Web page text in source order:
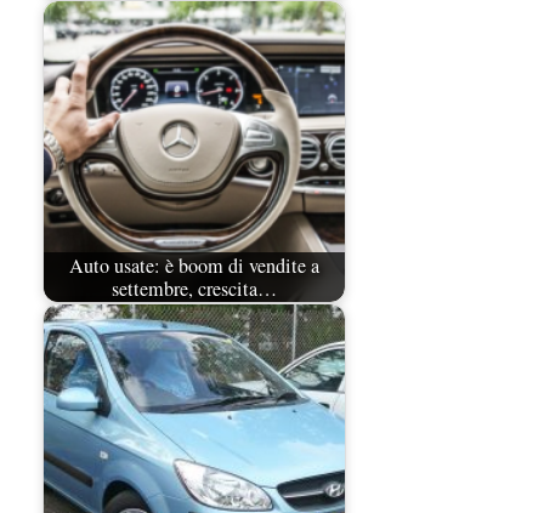
Auto usate: è boom di vendite a
settembre, crescita…